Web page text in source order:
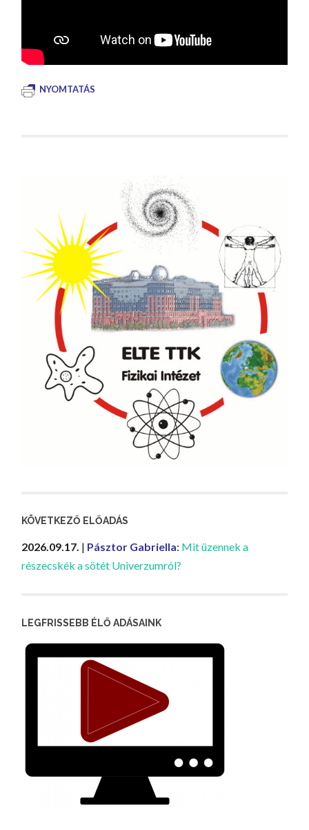
NYOMTATÁS
KÖVETKEZŐ ELŐADÁS
2026.09.17. | Pásztor Gabriella: Mit üzennek a
részecskék a sötét Univerzumról?
LEGFRISSEBB ÉLŐ ADÁSAINK